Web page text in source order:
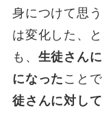
身につけて思
は変化した、
も、 生徒さん
になったこと
徒さんに対し